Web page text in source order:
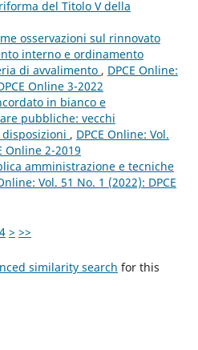
del Titolo V della
osservazioni sul rinnovato
interno e ordinamento
di avvalimento , DPCE Online:
Online 3-2022
in bianco e
pubbliche: vecchi
, DPCE Online: Vol.
Online 2-2019
amministrazione e tecniche
Vol. 51 No. 1 (2022): DPCE
> >>
similarity search for this